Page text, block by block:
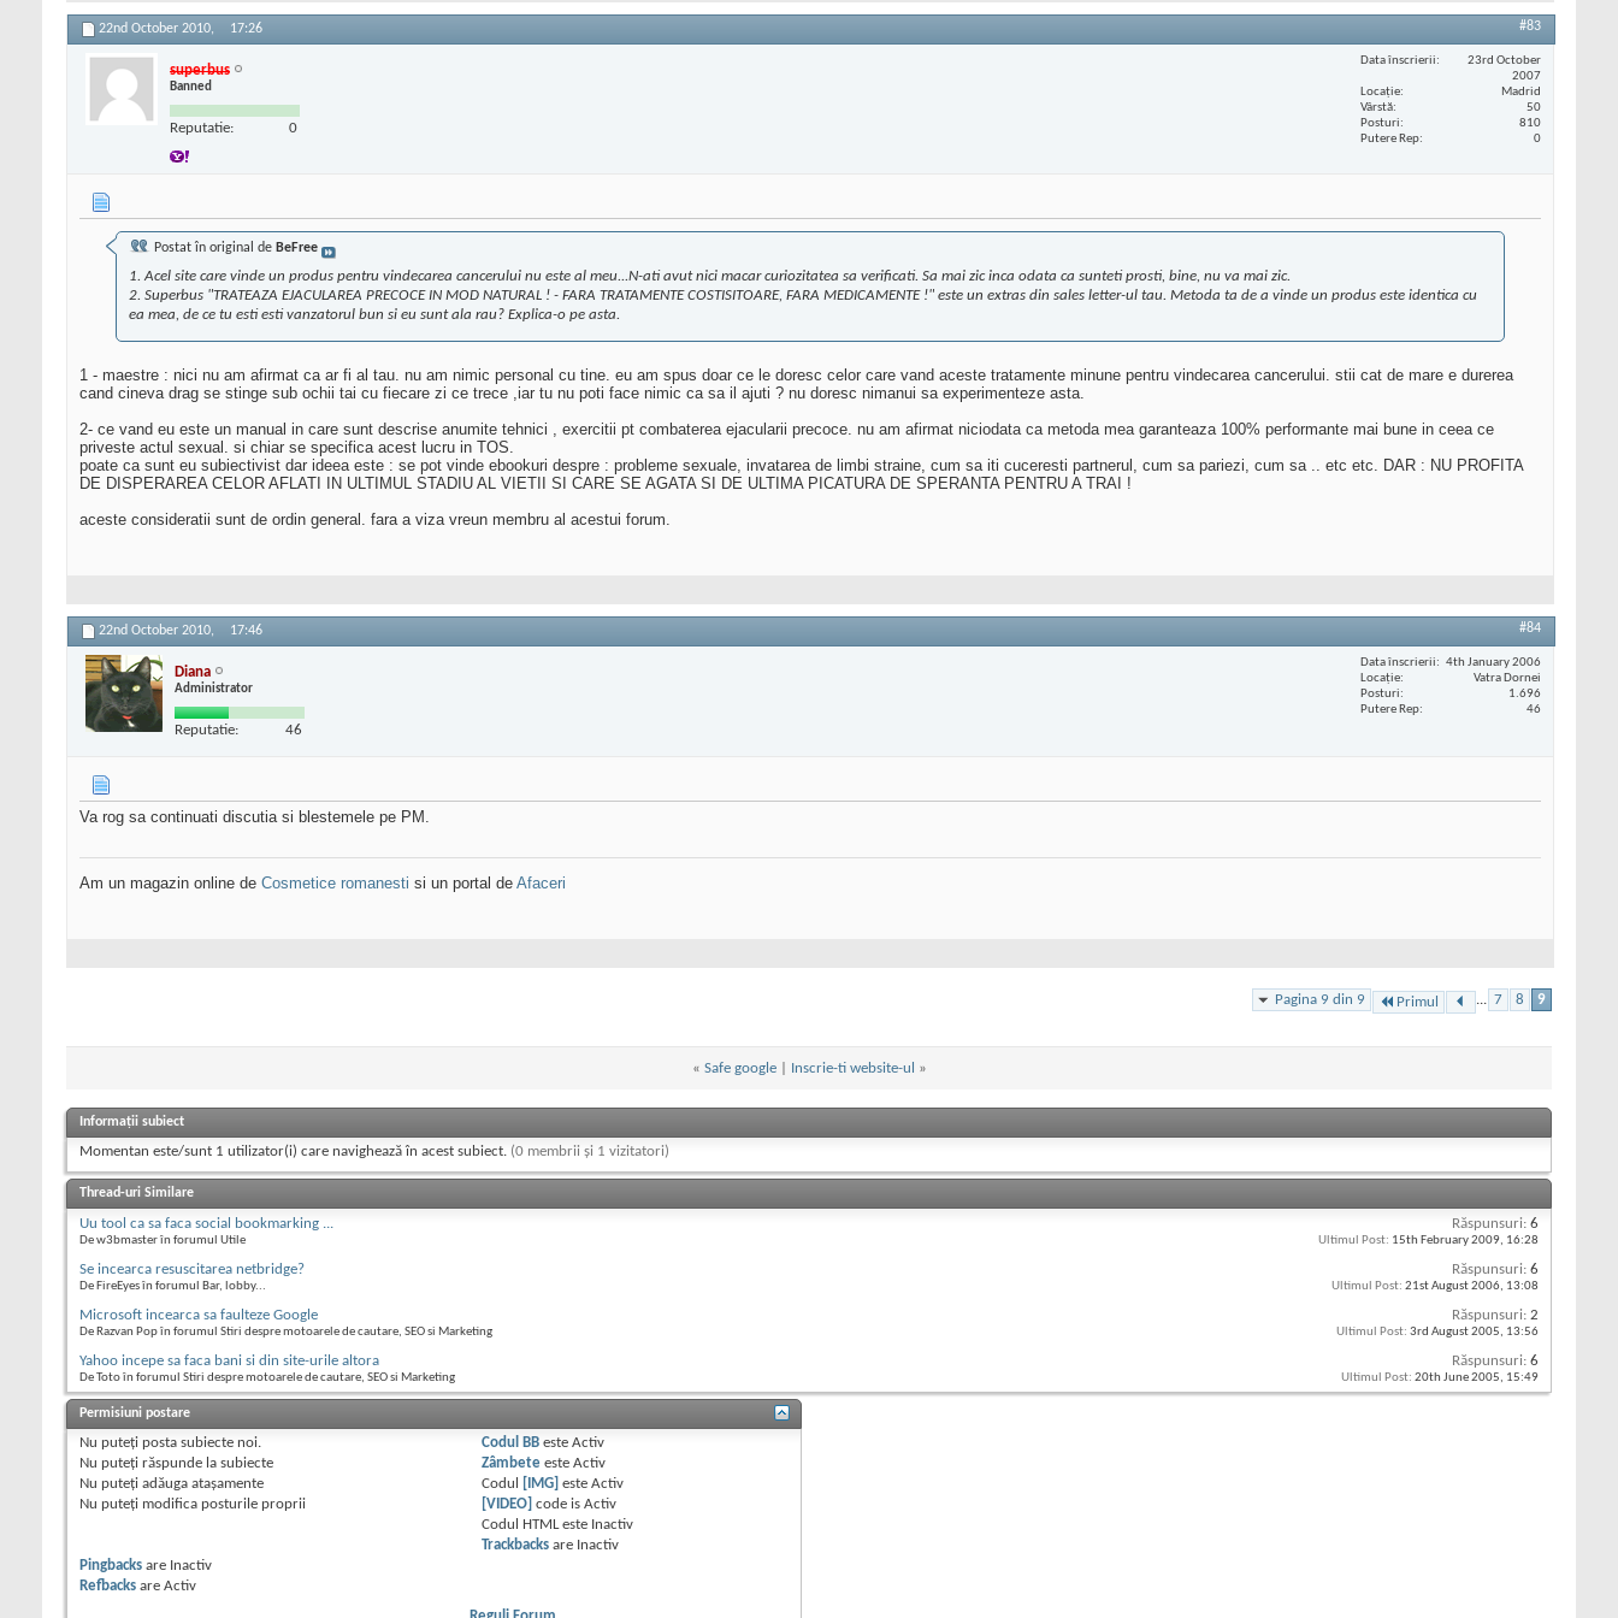
22nd October 2010, 17:26 #83
superbus
Banned
Reputatie: 0
Data înscrierii
23rd October
2007
Locaţie
Madrid
Vârstă
50
Posturi
810
Putere Rep
0
Postat în original de BeFree
1. Acel site care vinde un produs pentru vindecarea cancerului nu este al meu...N-ati avut nici macar curiozitatea sa verificati. Sa mai zic inca odata ca sunteti prosti, bine, nu va mai zic.
2. Superbus "TRATEAZA EJACULAREA PRECOCE IN MOD NATURAL ! - FARA TRATAMENTE COSTISITOARE, FARA MEDICAMENTE !" este un extras din sales letter-ul tau. Metoda ta de a vinde un produs este identica cu
ea mea, de ce tu esti esti vanzatorul bun si eu sunt ala rau? Explica-o pe asta.
1 - maestre : nici nu am afirmat ca ar fi al tau. nu am nimic personal cu tine. eu am spus doar ce le doresc celor care vand aceste tratamente minune pentru vindecarea cancerului. stii cat de mare e durerea
cand cineva drag se stinge sub ochii tai cu fiecare zi ce trece ,iar tu nu poti face nimic ca sa il ajuti ? nu doresc nimanui sa experimenteze asta.
2- ce vand eu este un manual in care sunt descrise anumite tehnici , exercitii pt combaterea ejacularii precoce. nu am afirmat niciodata ca metoda mea garanteaza 100% performante mai bune in ceea ce
priveste actul sexual. si chiar se specifica acest lucru in TOS.
poate ca sunt eu subiectivist dar ideea este : se pot vinde ebookuri despre : probleme sexuale, invatarea de limbi straine, cum sa iti cuceresti partnerul, cum sa pariezi, cum sa .. etc etc. DAR : NU PROFITA
DE DISPERAREA CELOR AFLATI IN ULTIMUL STADIU AL VIETII SI CARE SE AGATA SI DE ULTIMA PICATURA DE SPERANTA PENTRU A TRAI !
aceste consideratii sunt de ordin general. fara a viza vreun membru al acestui forum.
22nd October 2010, 17:46 #84
Diana
Administrator
Reputatie: 46
Data înscrierii
4th January 2006
Locaţie
Vatra Dornei
Posturi
1.696
Putere Rep
46
Va rog sa continuati discutia si blestemele pe PM.
Am un magazin online de Cosmetice romanesti si un portal de Afaceri
Pagina 9 din 9 Primul ... 7 8 9
« Safe google| Inscrie-ti website-ul »
Informații subiect
Momentan este/sunt 1 utilizator(i) care navighează în acest subiect. (0 membrii și 1 vizitatori)
Thread-uri Similare
Uu tool ca sa faca social bookmarking ...
De w3bmaster în forumul Utile
Răspunsuri: 6
Ultimul Post: 15th February 2009, 16:28
Se incearca resuscitarea netbridge?
De FireEyes în forumul Bar, lobby...
Răspunsuri: 6
Ultimul Post: 21st August 2006, 13:08
Microsoft incearca sa faulteze Google
De Razvan Pop în forumul Stiri despre motoarele de cautare, SEO si Marketing
Răspunsuri: 2
Ultimul Post: 3rd August 2005, 13:56
Yahoo incepe sa faca bani si din site-urile altora
De Toto în forumul Stiri despre motoarele de cautare, SEO si Marketing
Răspunsuri: 6
Ultimul Post: 20th June 2005, 15:49
Permisiuni postare
Nu puteţi posta subiecte noi.
Nu puteţi răspunde la subiecte
Nu puteţi adăuga ataşamente
Nu puteţi modifica posturile proprii
Codul BB esteActiv
Zâmbete esteActiv
Codul
[IMG] esteActiv
[VIDEO] code isActiv
Codul HTML este Inactiv
Trackbacks are Inactiv
Pingbacks are Inactiv
Refbacks are Activ